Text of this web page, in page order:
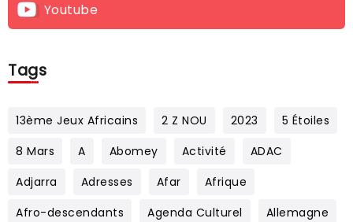
Youtube
Tags
13ème Jeux Africains 2 Z NOU 2023
5 Étoiles
8 Mars
A Abomey Activité
ADAC
Adjarra
Adresses Afar
Afrique
Afro-descendants
Agenda Culturel Allemagne